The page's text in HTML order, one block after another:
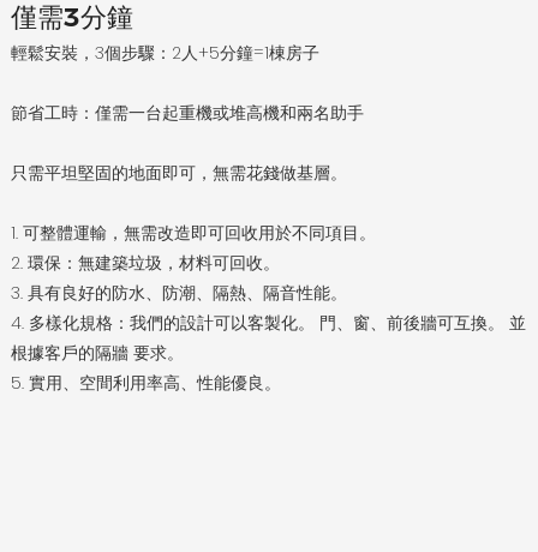
僅需3分鐘
輕鬆安裝，3個步驟：2人+5分鐘=1棟房子
節省工時：僅需一台起重機或堆高機和兩名助手
只需平坦堅固的地面即可，無需花錢做基層。
1. 可整體運輸，無需改造即可回收用於不同項目。
2. 環保：無建築垃圾，材料可回收。
3. 具有良好的防水、防潮、隔熱、隔音性能。
4. 多樣化規格：我們的設計可以客製化。 門、窗、前後牆可互換。 並
根據客戶的隔牆 要求。
5. 實用、空間利用率高、性能優良。